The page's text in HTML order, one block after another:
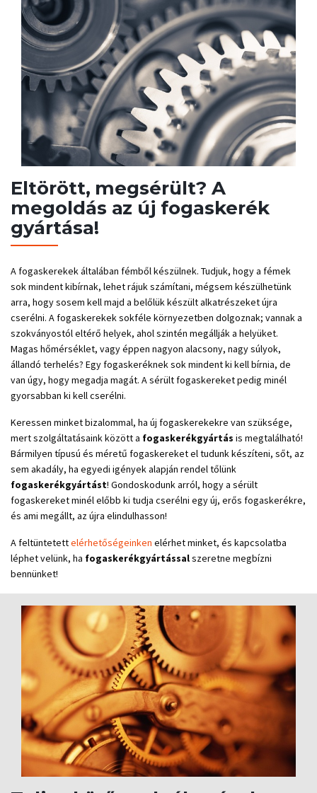
Eltörött, megsérült? A
megoldás az új fogaskerék
gyártása!
A fogaskerekek általában fémből készülnek. Tudjuk, hogy a fémek
sok mindent kibírnak, lehet rájuk számítani, mégsem készülhetünk
arra, hogy sosem kell majd a belőlük készült alkatrészeket újra
cserélni. A fogaskerekek sokféle környezetben dolgoznak; vannak a
szokványostól eltérő helyek, ahol szintén megállják a helyüket.
Magas hőmérséklet, vagy éppen nagyon alacsony, nagy súlyok,
állandó terhelés? Egy fogaskeréknek sok mindent ki kell bírnia, de
van úgy, hogy megadja magát. A sérült fogaskereket pedig minél
gyorsabban ki kell cserélni.
Keressen minket bizalommal, ha új fogaskerekekre van szüksége,
mert szolgáltatásaink között a fogaskerékgyártás is megtalálható!
Bármilyen típusú és méretű fogaskereket el tudunk készíteni, sőt, az
sem akadály, ha egyedi igények alapján rendel tőlünk
fogaskerékgyártást! Gondoskodunk arról, hogy a sérült
fogaskereket minél előbb ki tudja cserélni egy új, erős fogaskerékre,
és ami megállt, az újra elindulhasson!
A feltüntetettelérhetőségeinken elérhet minket, és kapcsolatba
léphet velünk, ha fogaskerékgyártássalszeretne megbízni
bennünket!